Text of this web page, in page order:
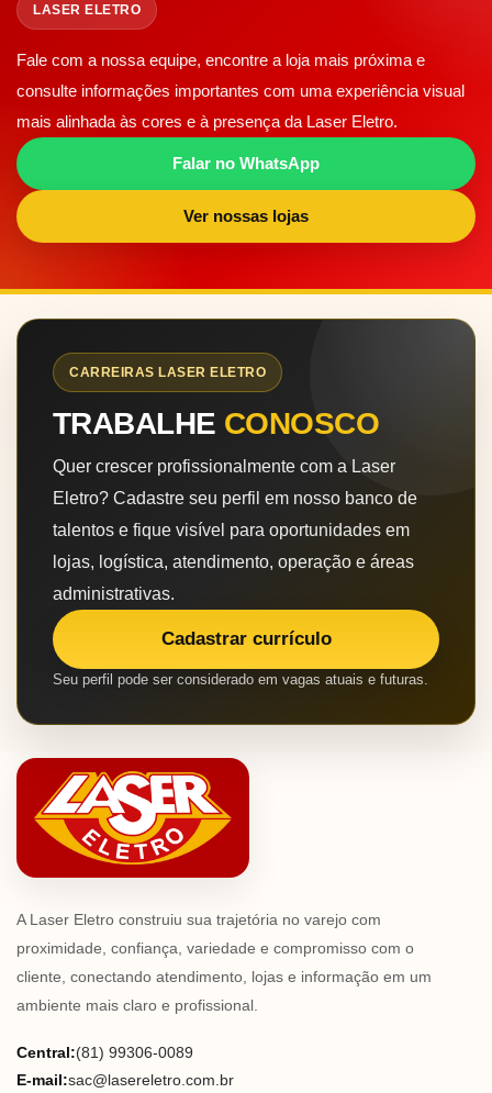
LASER ELETRO
Fale com a nossa equipe, encontre a loja mais próxima e
consulte informações importantes com uma experiência visual
mais alinhada às cores e à presença da Laser Eletro.
Falar no WhatsApp
Ver nossas lojas
CARREIRAS LASER ELETRO
TRABALHE CONOSCO
Quer crescer profissionalmente com a Laser
Eletro? Cadastre seu perfil em nosso banco de
talentos e fique visível para oportunidades em
lojas, logística, atendimento, operação e áreas
administrativas.
Cadastrar currículo
Seu perfil pode ser considerado em vagas atuais e futuras.
A Laser Eletro construiu sua trajetória no varejo com
proximidade, confiança, variedade e compromisso com o
cliente, conectando atendimento, lojas e informação em um
ambiente mais claro e profissional.
Central:(81) 99306-0089
E-mail:sac@lasereletro.com.br